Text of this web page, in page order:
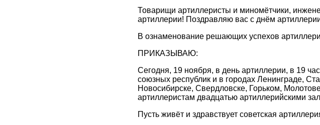
Товарищи артиллеристы и миномётчики,
артиллерии! Поздравляю вас с днём
В ознаменование решающих успехов
ПРИКАЗЫВАЮ:
Сегодня, 19 ноября, в день артиллерии, в 19
союзных республик и в городах Ленинграде,
Новосибирске, Свердловске, Горьком,
артиллеристам двадцатью артиллерийскими
Пусть живёт и здравствует советская